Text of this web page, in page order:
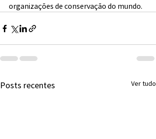
organizações de conservação do mundo.
Posts recentes Ver tudo